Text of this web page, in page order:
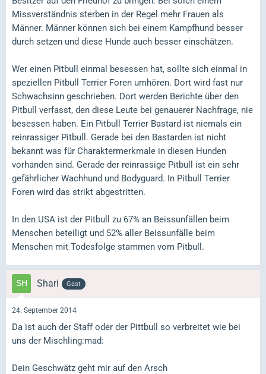
Missverständnis sterben in der Regel mehr Frauen als
Männer. Männer können sich bei einem Kampfhund besser
durch setzen und diese Hunde auch besser einschätzen.
Wer einen Pitbull einmal besessen hat, sollte sich einmal in
speziellen Pitbull Terrier Foren umhören. Dort wird fast nur
Schwachsinn geschrieben. Dort werden Berichte über den
Pitbull verfasst, den diese Leute bei genauerer Nachfrage, nie
besessen haben. Ein Pitbull Terrier Bastard ist niemals ein
reinrassiger Pitbull. Gerade bei den Bastarden ist nicht
bekannt was für Charaktermerkmale in diesen Hunden
vorhanden sind. Gerade der reinrassige Pitbull ist ein sehr
gefährlicher Wachhund und Bodyguard. In Pitbull Terrier
Foren wird das strikt abgestritten.
In den USA ist der Pitbull zu 67% an Beissunfällen beim
Menschen beteiligt und 52% aller Beissunfälle beim
Menschen mit Todesfolge stammen vom Pitbull.
Shari Gast
24. September 2014
Da ist auch der Staff oder der Pittbull so verbreitet wie bei
uns der Mischling:mad:
Dein Geschwätz geht mir auf den Arsch